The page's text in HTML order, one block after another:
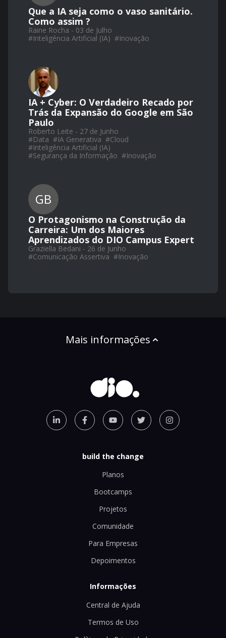
Que a IA seja como o vaso sanitário.
Como assim ?
Raine Rocha - 03 de Julho
#Inteligência Artificial (IA) #Inovação
IA + Cyber: O Verdadeiro Recado por
Trás da Expansão do Google em São
Paulo
Roberto Leite - 27 de Junho
#Data #IA Generativa #Cloud
#Inteligência Artificial (IA)
#Segurança da Informação #Inovação
GB
O Protagonismo na Construção da
Carreira: Um dos Maiores
Aprendizados do DIO Campus Expert
Graziella Bedani - 26 de Junho
#Comunicação Assertiva #Inovação
Mais informações
build the change
Planos
Bootcamps
Projetos
Comunidade
Para Empresas
Depoimentos
Informações
Central de Ajuda
Termos de Uso